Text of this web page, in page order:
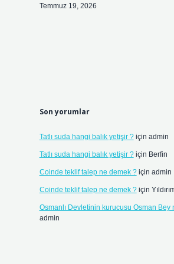
Temmuz 19, 2026
Son yorumlar
Tatlı suda hangi balık yetişir ?için admin
Tatlı suda hangi balık yetişir ?için Berfin
Coinde teklif talep ne demek ?için admin
Coinde teklif talep ne demek ?için
Osmanlı Devletinin kurucusu Osman Bey
admin